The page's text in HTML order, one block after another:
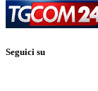
Seguici su